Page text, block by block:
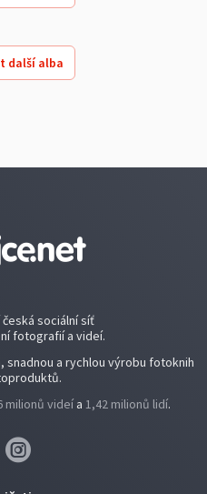
další alba
sociální síť
fotografií a videí.
a rychlou výrobu fotoknih
milionů videí a 1,42 milionů lidí.